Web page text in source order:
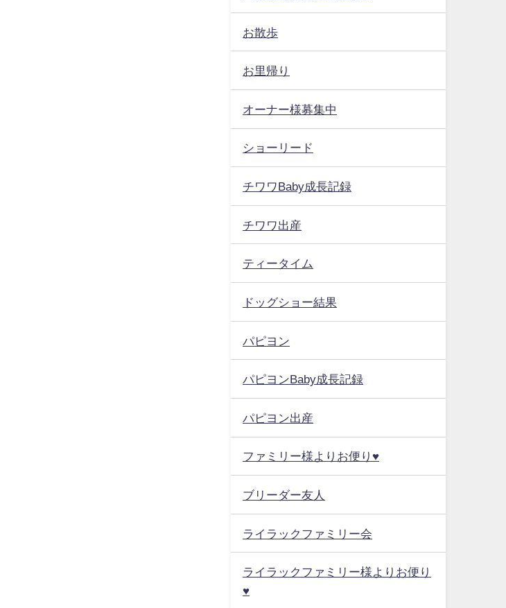
お散歩
お里帰り
オーナー様募集中
ショーリード
チワワBaby成長記録
チワワ出産
ティータイム
ドッグショー結果
パピヨン
パピヨンBaby成長記録
パピヨン出産
ファミリー様よりお便り♥
ブリーダー友人
ライラックファミリー会
ライラックファミリー様よりお便り
♥